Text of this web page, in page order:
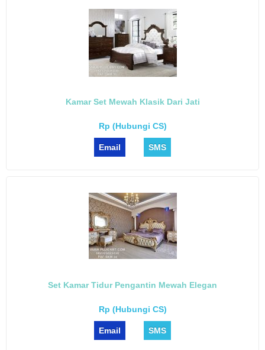
Kamar Set Mewah Klasik Dari Jati
Rp (Hubungi CS)
Email SMS
Set Kamar Tidur Pengantin Mewah Elegan
Rp (Hubungi CS)
Email SMS